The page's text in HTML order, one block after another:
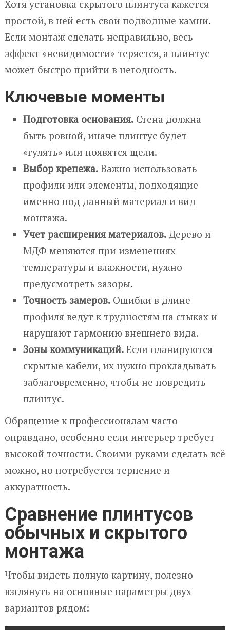
Хотя установка скрытого плинтуса кажется
простой, в ней есть свои подводные камни.
Если монтаж сделать неправильно, весь
эффект «невидимости» теряется, а плинтус
может быстро прийти в негодность.
Ключевые моменты
Подготовка основания. Стена должна
быть ровной, иначе плинтус будет
«гулять» или появятся щели.
Выбор крепежа. Важно использовать
профили или элементы, подходящие
именно под данный материал и вид
монтажа.
Учет расширения материалов. Дерево и
МДФ меняются при изменениях
температуры и влажности, нужно
предусмотреть зазоры.
Точность замеров. Ошибки в длине
профиля ведут к трудностям на стыках и
нарушают гармонию внешнего вида.
Зоны коммуникаций. Если планируются
скрытые кабели, их нужно прокладывать
заблаговременно, чтобы не повредить
плинтус.
Обращение к профессионалам часто
оправдано, особенно если интерьер требует
высокой точности. Своими руками сделать всё
можно, но потребуется терпение и
аккуратность.
Сравнение плинтусов
обычных и скрытого
монтажа
Чтобы видеть полную картину, полезно
взглянуть на основные параметры двух
вариантов рядом: